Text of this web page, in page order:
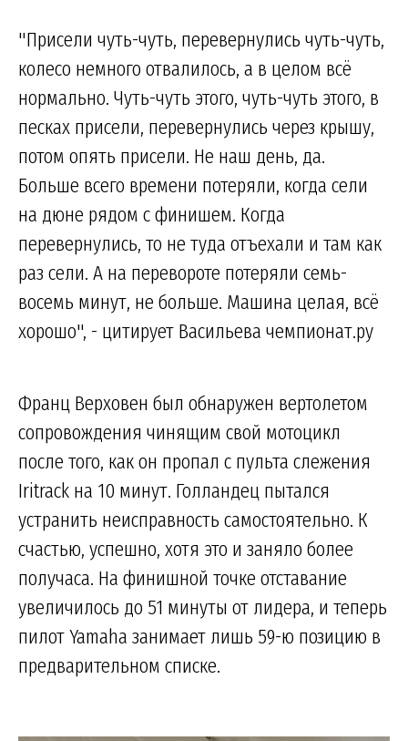
"Присели чуть-чуть, перевернулись чуть-чуть,
колесо немного отвалилось, а в целом всё
нормально. Чуть-чуть этого, чуть-чуть этого, в
песках присели, перевернулись через крышу,
потом опять присели. Не наш день, да.
Больше всего времени потеряли, когда сели
на дюне рядом с финишем. Когда
перевернулись, то не туда отъехали и там как
раз сели. А на перевороте потеряли семь-
восемь минут, не больше. Машина целая, всё
хорошо", - цитирует Васильева чемпионат.ру
Франц Верховен был обнаружен вертолетом
сопровождения чинящим свой мотоцикл
после того, как он пропал с пульта слежения
Iritrack на 10 минут. Голландец пытался
устранить неисправность самостоятельно. К
счастью, успешно, хотя это и заняло более
получаса. На финишной точке отставание
увеличилось до 51 минуты от лидера, и теперь
пилот Yamaha занимает лишь 59-ю позицию в
предварительном списке.